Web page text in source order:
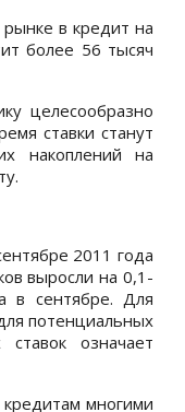
в кредит на
более 56 тысяч
целесообразно
ставки станут
накоплений на
2011 года
выросли на 0,1-
в сентябре. Для
потенциальных
означает
многими